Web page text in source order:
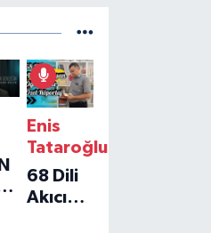
Enis
Tataroğlu
68 Dili
Akıcı